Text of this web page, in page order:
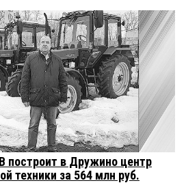
построит в Дружино центр
техники за 564 млн руб.